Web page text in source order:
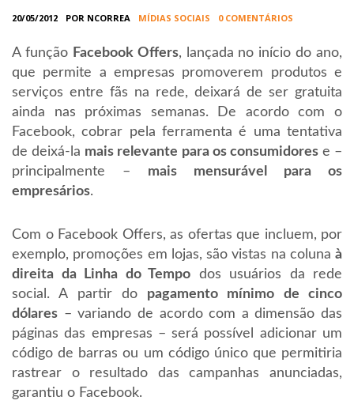
20/05/2012 POR NCORREA MÍDIAS SOCIAIS 0 COMENTÁRIOS
A função Facebook Offers, lançada no início do ano,
que permite a empresas promoverem produtos e
serviços entre fãs na rede, deixará de ser gratuita
ainda nas próximas semanas. De acordo com o
Facebook, cobrar pela ferramenta é uma tentativa
de deixá-la mais relevante para os consumidorese –
principalmente – mais mensurável para os
empresários.
Com o Facebook Offers, as ofertas que incluem, por
exemplo, promoções em lojas, são vistas na coluna à
direita da Linha do Tempo dos usuários da rede
social. A partir do pagamento mínimo de cinco
dólares – variando de acordo com a dimensão das
páginas das empresas – será possível adicionar um
código de barras ou um código único que permitiria
rastrear o resultado das campanhas anunciadas,
garantiu o Facebook.